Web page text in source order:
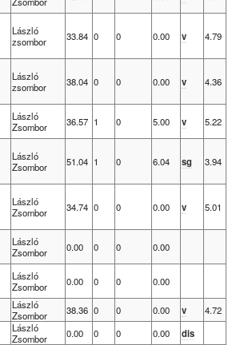
László
zsombor
33.84 0 0 0.00 v 4.79
László
zsombor
38.04 0 0 0.00 v 4.36
László
Zsombor
36.57 1 0 5.00 v
5.22
László
Zsombor
51.04 1 0 6.04 sg 3.94
László
Zsombor
34.74 0 0 0.00 v 5.01
László
Zsombor
0.00 0 0
0.00
László
Zsombor
0.00 0 0
0.00
László
Zsombor
38.36 0 0 0.00 v
4.72
László
Zsombor
0.00 0 0 0.00
dis